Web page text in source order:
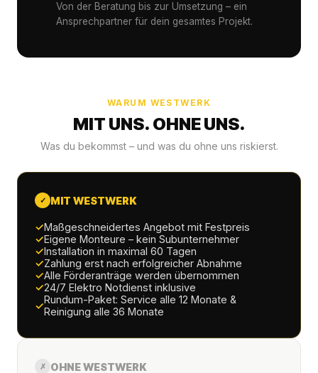
Von der Beratung bis zur Umsetzung – ein
Ansprechpartner für dein gesamtes Projekt.
WARUM WESTWERK
MIT UNS. OHNE UNS.
Was du bekommst – und was du ohne uns riskierst.
✓ MIT WESTWERK
✓Maßgeschneidertes Angebot mit Festpreis
✓Eigene Monteure – kein Subunternehmer
✓Installation in maximal 60 Tagen
✓Zahlung erst nach erfolgreicher Abnahme
✓Alle Förderanträge werden übernommen
✓24/7 Elektro Notdienst inklusive
✓Rundum-Paket: Service alle 12 Monate &
Reinigung alle 36 Monate
✗ OHNE WESTWERK